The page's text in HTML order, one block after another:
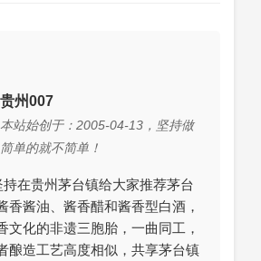
贵州007
本站始创于：2005-04-13，坚持做
简单的就不简单！
持在贵州茅台镇给大家推荐茅台
酱油、酱香醋和酱香型白酒，
文化的非遗三胞胎，一曲同工，
酿造工艺高度相似，共享茅台镇